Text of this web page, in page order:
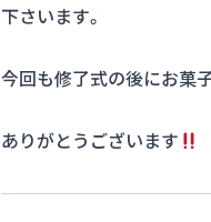
下さいます。
今回も修了式の後にお菓
ありがとうございます